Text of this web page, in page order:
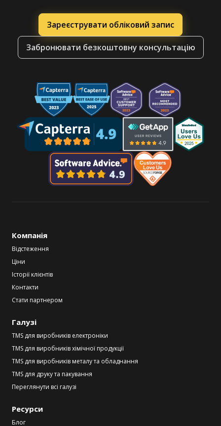
Зареєструвати обліковий запис
Забронювати безкоштовну консультацію
Компанія
Відстеження
Ціни
Історії клієнтів
Контакти
Стати партнером
Галузі
TMS для виробників електроніки
TMS для виробників хімічної продукції
TMS для виробників металу та обладнання
TMS для друку та пакування
Переглянути всі галузі
Ресурси
Блог